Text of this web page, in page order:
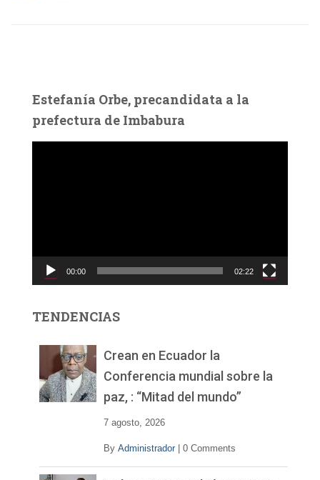
Estefanía Orbe, precandidata a la
prefectura de Imbabura
c
d
00:00 02:22
TENDENCIAS
Crean en Ecuador la
Conferencia mundial sobre la
paz, : “Mitad del mundo”
7 agosto, 2026
By Administrador 0 Comments